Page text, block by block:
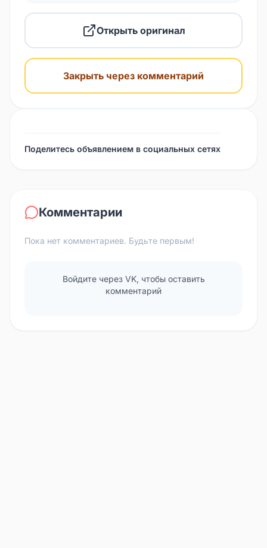
Открыть оригинал
Закрыть через комментарий
Поделитесь объявлением в социальных сетях
Комментарии
Пока нет комментариев. Будьте первым!
Войдите через VK, чтобы оставить
комментарий